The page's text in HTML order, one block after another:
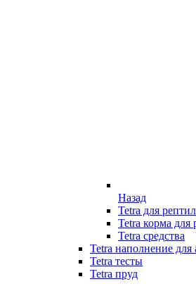
Назад
Tetra для
Tetra корма для
Tetra средства
Tetra наполнение
Tetra тесты
Tetra пруд